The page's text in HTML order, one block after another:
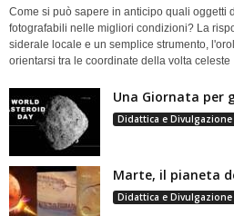
Come si può sapere in anticipo quali oggetti
fotografabili nelle migliori condizioni? La
siderale locale e un semplice strumento,
orientarsi tra le coordinate della volta celeste
Una Giornata per
Didattica e Divulgazione
Marte, il pianeta
Didattica e Divulgazione